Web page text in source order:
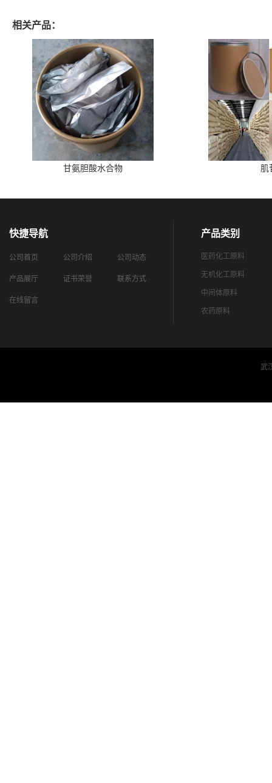
相关产品：
甘氨胆酸水合物 肌
快捷导航
公司首页 公司介绍 公司动态
产品展厅 证书荣誉 联系方式
在线留言
产品类别
医药化工原料
无机化工原料
中间体原料
农药原料
武